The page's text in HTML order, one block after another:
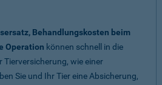
Behandlungskosten beim
Operation können schnell in die
Tierversicherung, wie einer
Sie und Ihr Tier eine Absicherung,